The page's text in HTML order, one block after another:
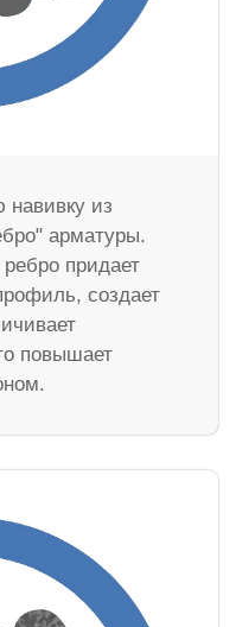
из
арматуры.
придает
создает
повышает